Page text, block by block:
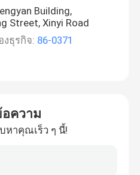
Building,
Street, Xinyi Road
งธุรกิจ: 86-0371
ความ
หาคุณเร็ว ๆ นี้!